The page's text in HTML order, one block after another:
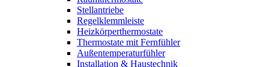
Stellantriebe
Regelklemmleiste
Heizkörperthermostate
Thermostate mit Fernfühler
Außentemperaturfühler
Installation & Haustechnik